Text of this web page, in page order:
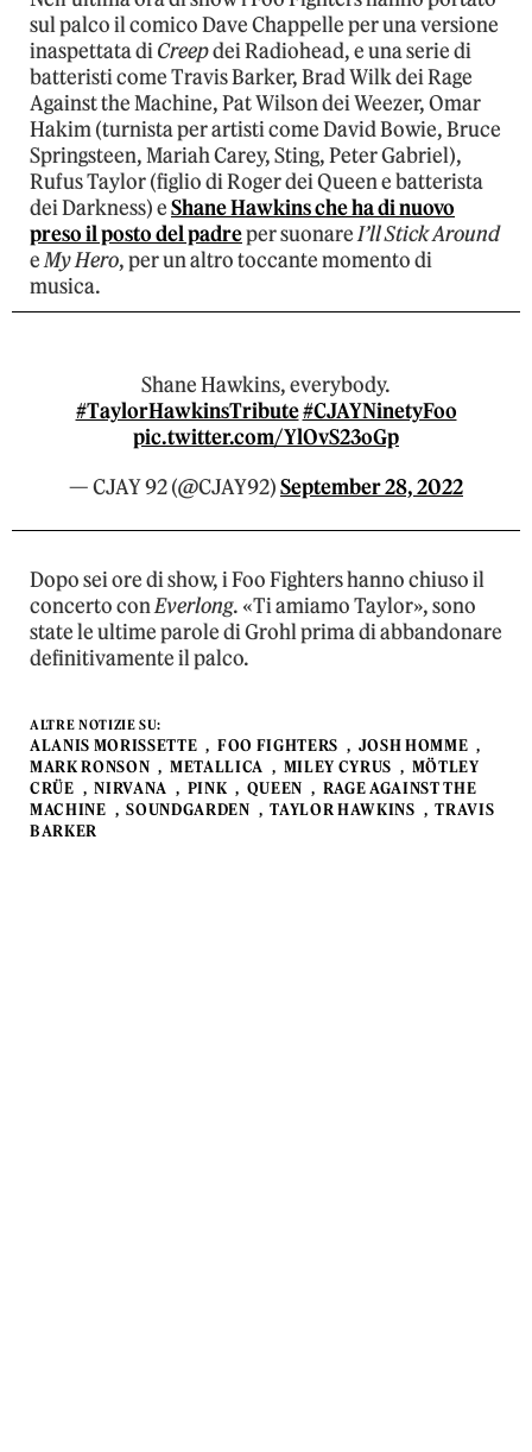
sul palco il comico Dave Chappelle per una versione
inaspettata diCreepdei Radiohead, e una serie di
batteristi come Travis Barker, Brad Wilk dei Rage
Against the Machine, Pat Wilson dei Weezer, Omar
Hakim (turnista per artisti come David Bowie, Bruce
Springsteen, Mariah Carey, Sting, Peter Gabriel),
Rufus Taylor (figlio di Roger dei Queen e batterista
dei Darkness) eShane Hawkins che ha di nuovo
preso il posto del padreper suonareI’ll Stick Around
eMy Hero, per un altro toccante momento di
musica.
Shane Hawkins, everybody.
#TaylorHawkinsTribute#CJAYNinetyFoo
pic.twitter.com/YlOvS23oGp
— CJAY 92 (@CJAY92)September 28, 2022
Dopo sei ore di show, i Foo Fighters hanno chiuso il
concerto conEverlong. «Ti amiamo Taylor», sono
state le ultime parole di Grohl prima di abbandonare
definitivamente il palco.
ALTRE NOTIZIE SU:
ALANIS MORISSETTE FOO FIGHTERS
JOSH HOMME
MARK RONSON
METALLICA MILEY CYRUS
MÖTLEY
CRÜE
NIRVANA PINK QUEEN
RAGE AGAINST THE
MACHINE
SOUNDGARDEN TAYLOR HAWKINS
TRAVIS
BARKER